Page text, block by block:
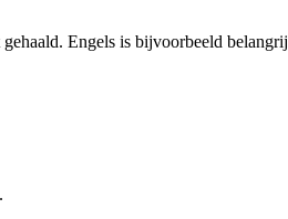
Engels is bijvoorbeeld